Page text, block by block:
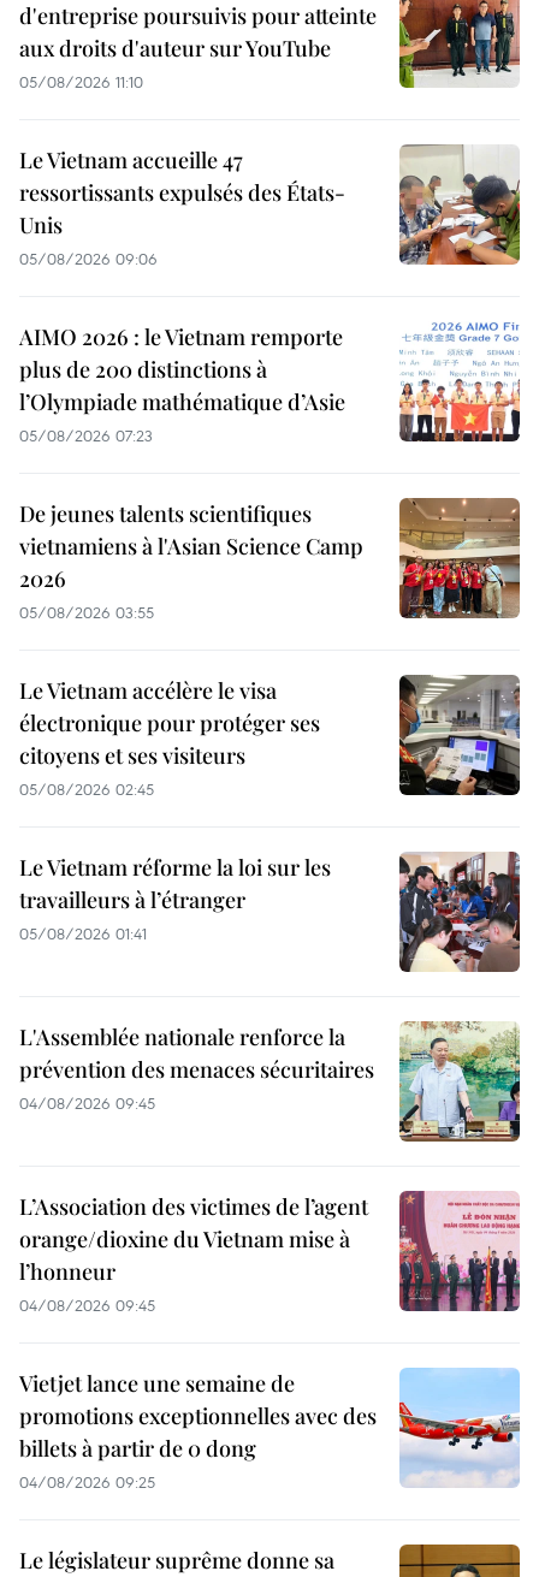
d'entreprise poursuivis pour atteinte
aux droits d'auteur sur YouTube
05/08/2026 11:10
Le Vietnam accueille 47
ressortissants expulsés des États-
Unis
05/08/2026 09:06
AIMO 2026 : le Vietnam remporte
plus de 200 distinctions à
l’Olympiade mathématique d’Asie
05/08/2026 07:23
De jeunes talents scientifiques
vietnamiens à l'Asian Science Camp
2026
05/08/2026 03:55
Le Vietnam accélère le visa
électronique pour protéger ses
citoyens et ses visiteurs
05/08/2026 02:45
Le Vietnam réforme la loi sur les
travailleurs à l’étranger
05/08/2026 01:41
L'Assemblée nationale renforce la
prévention des menaces sécuritaires
04/08/2026 09:45
L’Association des victimes de l’agent
orange/dioxine du Vietnam mise à
l’honneur
04/08/2026 09:45
Vietjet lance une semaine de
promotions exceptionnelles avec des
billets à partir de 0 dong
04/08/2026 09:25
Le législateur suprême donne sa